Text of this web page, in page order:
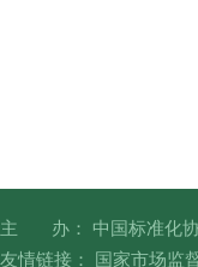
主 办： 中国标准化
友情链接：
国家市场监